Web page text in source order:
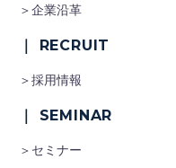
＞企業沿革
｜ RECRUIT
＞採用情報
｜ SEMINAR
＞セミナー